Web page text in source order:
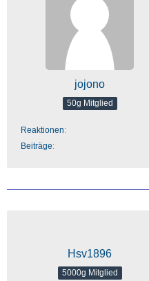
jojono
50g Mitglied
Reaktionen
Beiträge
Hsv1896
5000g Mitglied